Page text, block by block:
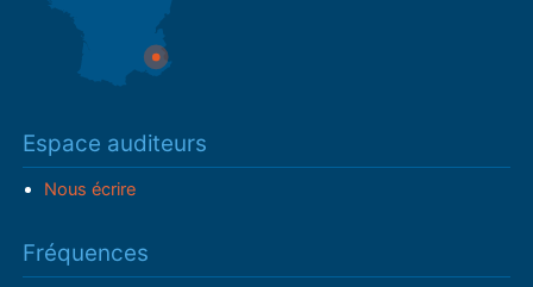
Espace auditeurs
Nous écrire
Fréquences